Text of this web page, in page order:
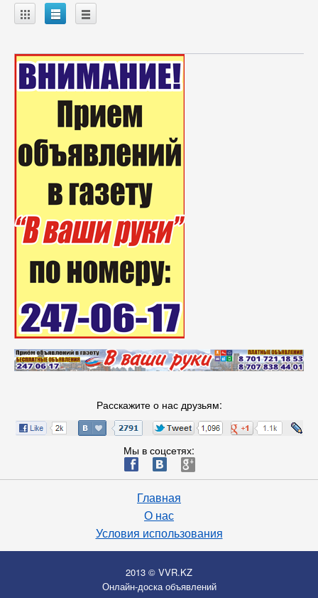
A B C
Расскажите о нас друзьям:
Мы в соцсетях:
ä æ è
Главная
О нас
Условия использования
2013 © VVR.KZ
Онлайн-доска объявлений